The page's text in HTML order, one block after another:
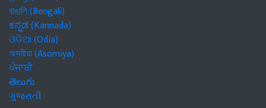
বাঙালি (Bengali)
ಕನ್ನಡ (Kannada)
ଓଡିଆ (Odia)
অসমীয়া (Asomiya)
ਪੰਜਾਬੀ
తెలుగు
ગુજરાતી